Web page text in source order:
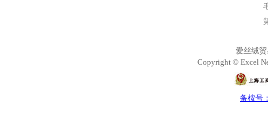
爱丝绒
Copyright © Excel
备桉号